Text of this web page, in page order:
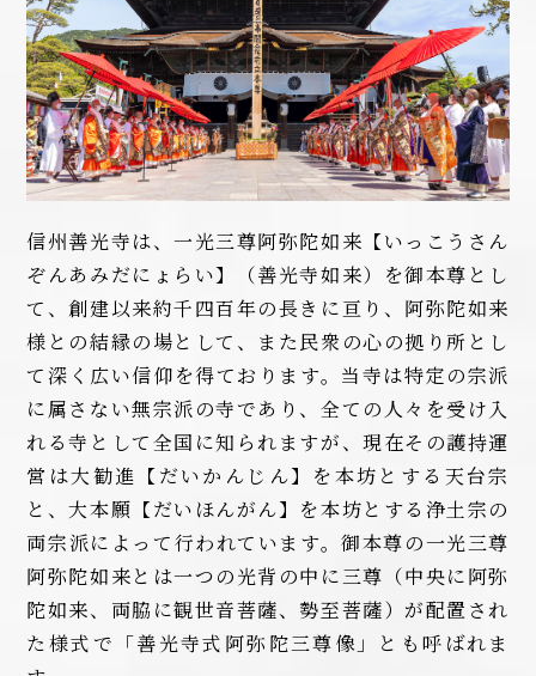
信州善光寺は、一光三尊阿弥陀如来【いっこうさん
ぞんあみだにょらい】（善光寺如来）を御本尊とし
て、創建以来約千四百年の長きに亘り、阿弥陀如来
様との結縁の場として、また民衆の心の拠り所とし
て深く広い信仰を得ております。当寺は特定の宗派
に属さない無宗派の寺であり、全ての人々を受け入
れる寺として全国に知られますが、現在その護持運
営は大勧進【だいかんじん】を本坊とする天台宗
と、大本願【だいほんがん】を本坊とする浄土宗の
両宗派によって行われています。御本尊の一光三尊
阿弥陀如来とは一つの光背の中に三尊（中央に阿弥
陀如来、両脇に観世音菩薩、勢至菩薩）が配置され
た様式で「善光寺式阿弥陀三尊像」とも呼ばれま